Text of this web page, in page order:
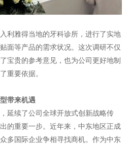
利雅得当地的牙科诊所，进行了实地
面等产品的需求状况。这次调研不仅
宝贵的参考意见，也为公司更好地制
重要依据。
带来机遇
延续了公司全球开放式创新战略传
的重要一步。近年来，中东地区正成
多国际企业争相寻找商机。作为中东